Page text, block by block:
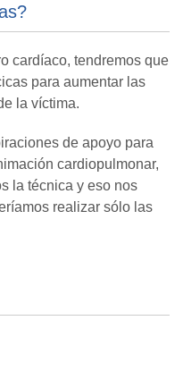
cardíaco, tendremos que
para aumentar las
la víctima.
de apoyo para
cardiopulmonar,
la técnica y eso nos
realizar sólo las